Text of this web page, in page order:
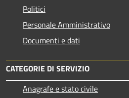
Politici
Personale Amministrativo
Documenti e dati
CATEGORIE DI SERVIZIO
Anagrafe e stato civile